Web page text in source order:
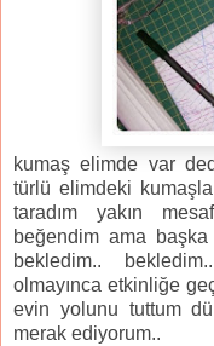
kumaş elimde var
türlü elimdeki
taradım yakın
beğendim ama
bekledim..
olmayınca etkinliğe
evin yolunu tuttum
merak ediyorum..